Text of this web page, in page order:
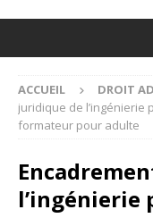
ACCUEIL DROIT
juridique de
formateur pour adulte
l’ingénierie